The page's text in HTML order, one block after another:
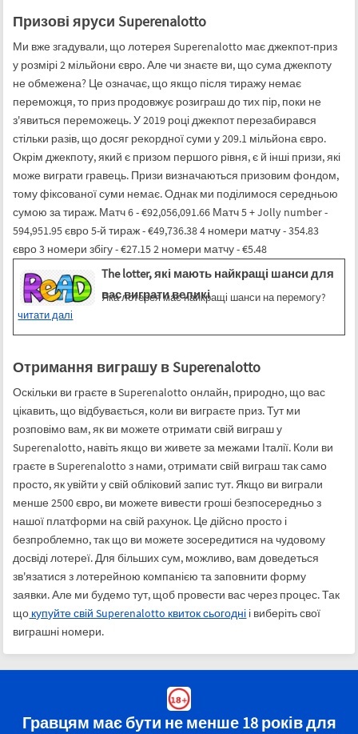
Призові яруси Superenalotto
Ми вже згадували, що лотерея Superenalotto має джекпот-приз
у розмірі 2 мільйони євро. Але чи знаєте ви, що сума джекпоту
не обмежена? Це означає, що якщо після тиражу немає
переможця, то приз продовжує розиграш до тих пір, поки не
з'явиться переможець. У 2019 році джекпот перезабирався
стільки разів, що досяг рекордної суми у 209.1 мільйона євро.
Окрім джекпоту, який є призом першого рівня, є й інші призи, які
може виграти гравець. Призи визначаються призовим фондом,
тому фіксованої суми немає. Однак ми поділимося середньою
сумою за тираж. Матч 6 - €92,056,091.66 Матч 5 + Jolly number -
594,951.95 євро 5-й тираж - €49,736.38 4 номери матчу - 354.83
євро 3 номери збігу - €27.15 2 номери матчу - €5.48
The lotter, які мають найкращі шанси для
вас виграти великі
Яка лотерея має найкращі шанси на перемогу?
читати далі
Отримання виграшу в Superenalotto
Оскільки ви граєте в Superenalotto онлайн, природно, що вас
цікавить, що відбувається, коли ви виграєте приз. Тут ми
розповімо вам, як ви можете отримати свій виграш у
Superenalotto, навіть якщо ви живете за межами Італії. Коли ви
граєте в Superenalotto з нами, отримати свій виграш так само
просто, як увійти у свій обліковий запис тут. Якщо ви виграли
менше 2500 євро, ви можете вивести гроші безпосередньо з
нашої платформи на свій рахунок. Це дійсно просто і
безпроблемно, так що ви можете зосередитися на чудовому
досвіді лотереї. Для більших сум, можливо, вам доведеться
зв'язатися з лотерейною компанією та заповнити форму
заявки. Але ми будемо тут, щоб провести вас через процес. Так
що купуйте свій Superenalotto квиток сьогодні і виберіть свої
виграшні номери.
Гравцям має бути не менше 18 років для